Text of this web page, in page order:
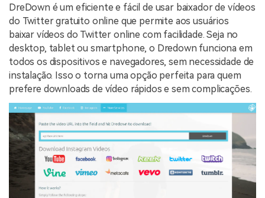
DreDown é um eficiente e fácil de usar baixador de vídeos
do Twitter gratuito online que permite aos usuários
baixar vídeos do Twitter online com facilidade. Seja no
desktop, tablet ou smartphone, o Dredown funciona em
todos os dispositivos e navegadores, sem necessidade de
instalação. Isso o torna uma opção perfeita para quem
prefere downloads de vídeo rápidos e sem complicações.